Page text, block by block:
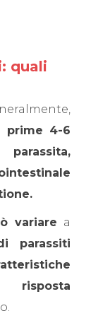
quali
prime 4-6
variare a
parassiti
risposta